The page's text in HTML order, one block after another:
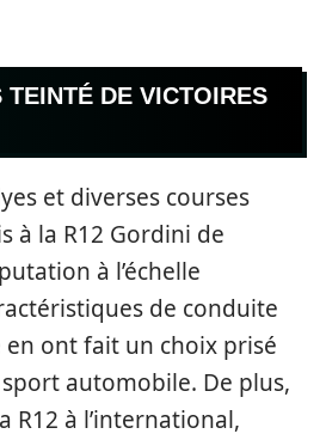
TEINTÉ DE VICTOIRES
et diverses courses
à la R12 Gordini de
à l’échelle
de conduite
en ont fait un choix prisé
automobile. De plus,
R12 à l’international,